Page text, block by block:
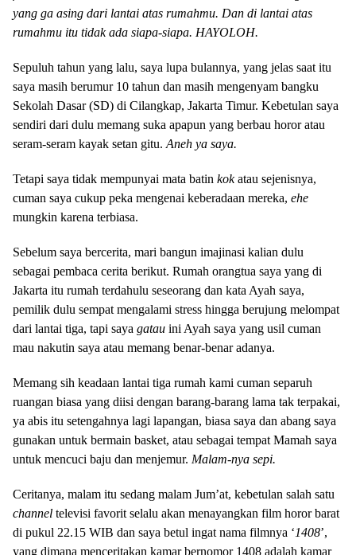
yang ga asing dari lantai atas rumahmu. Dan di lantai atas
rumahmu itu tidak ada siapa-siapa. HAYOLOH.
Sepuluh tahun yang lalu, saya lupa bulannya, yang jelas saat itu
saya masih berumur 10 tahun dan masih mengenyam bangku
Sekolah Dasar (SD) di Cilangkap, Jakarta Timur. Kebetulan saya
sendiri dari dulu memang suka apapun yang berbau horor atau
seram-seram kayak setan gitu. Aneh ya saya.
Tetapi saya tidak mempunyai mata batin kokatau sejenisnya,
cuman saya cukup peka mengenai keberadaan mereka, ehe
mungkin karena terbiasa.
Sebelum saya bercerita, mari bangun imajinasi kalian dulu
sebagai pembaca cerita berikut. Rumah orangtua saya yang di
Jakarta itu rumah terdahulu seseorang dan kata Ayah saya,
pemilik dulu sempat mengalami stress hingga berujung melompat
dari lantai tiga, tapi saya gatau ini Ayah saya yang usil cuman
mau nakutin saya atau memang benar-benar adanya.
Memang sih keadaan lantai tiga rumah kami cuman separuh
ruangan biasa yang diisi dengan barang-barang lama tak terpakai,
ya abis itu setengahnya lagi lapangan, biasa saya dan abang saya
gunakan untuk bermain basket, atau sebagai tempat Mamah saya
untuk mencuci baju dan menjemur. Malam-nya sepi.
Ceritanya, malam itu sedang malam Jum’at, kebetulan salah satu
channel televisi favorit selalu akan menayangkan film horor barat
di pukul 22.15 WIB dan saya betul ingat nama filmnya ‘1408’,
yang dimana menceritakan kamar bernomor 1408 adalah kamar